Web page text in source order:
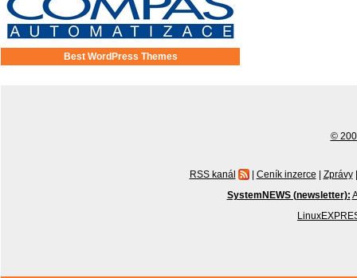
Best WordPress Themes
©
RSS kanál | Ceník inzerce | Zprávy |
SystemNEWS (newsletter):